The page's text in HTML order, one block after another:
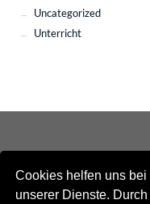
Cookies helfen uns
unserer Dienste.
Uncategorized
Unterricht